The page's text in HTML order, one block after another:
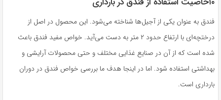
فندق به عنوان یکی از آجیل‌ها شناخته می‌شود. این محصول در اصل از
درختچه‌ای با ارتفاع حدود ۲ متر به دست می‌آید. خواص مفید فندق باعث
شده است که از آن در صنایع غذایی مختلف و حتی محصولات آرایشی و
بهداشتی استفاده شود. اما در اینجا هدف ما بررسی خواص فندق در دوران
بارداری است.